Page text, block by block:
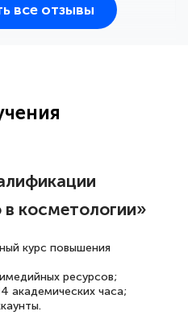
методических
за курс
все отзывы
косметологии»
курс повышения
ресурсов;
академических часа;